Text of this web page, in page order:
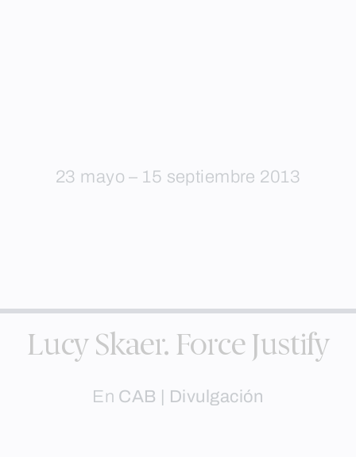
23 mayo – 15 septiembre 2013
Lucy Skaer. Force Justify
En CAB | Divulgación